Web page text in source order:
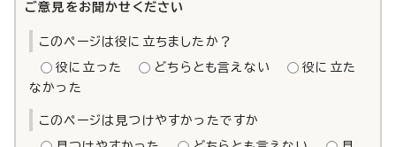
ご意見をお聞かせください
このページは役に立ちましたか？
役に立った どちらとも言えない
役に立た
なかった
このページは見つけやすかったですか